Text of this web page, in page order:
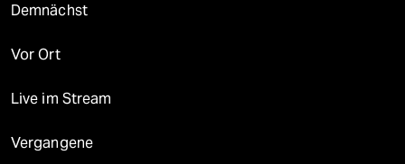
Demnächst
Vor Ort
Live im Stream
Vergangene